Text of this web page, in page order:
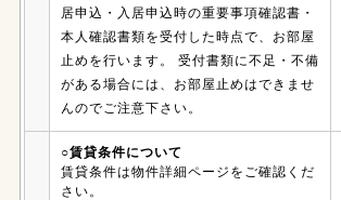
居申込・入居申込時の重要事項確認書・
本人確認書類を受付した時点で、お部屋
止めを行います。 受付書類に不足・不備
がある場合には、お部屋止めはできませ
んのでご注意下さい。
○賃貸条件について
賃貸条件は物件詳細ページをご確認くだ
さい。